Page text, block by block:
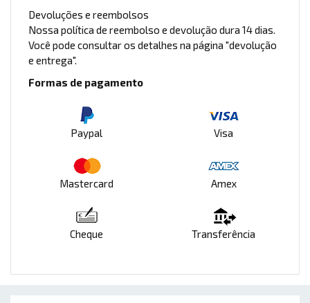
Devoluções e reembolsos
Nossa política de reembolso e devolução dura 14 dias.
Você pode consultar os detalhes na página "devolução
e entrega".
Formas de pagamento
Paypal Visa
Mastercard Amex
Cheque Transferência